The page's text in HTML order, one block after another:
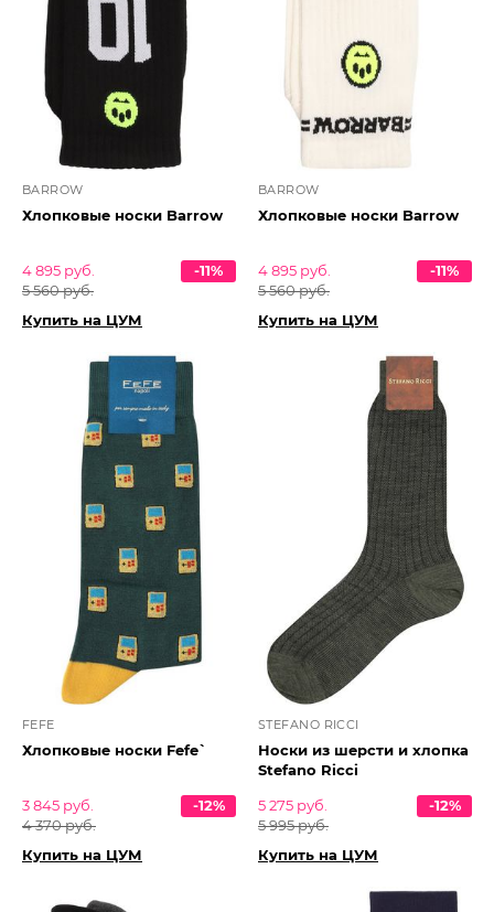
BARROW
Хлопковые носки Barrow
4 895 руб.
5 560 руб.
-11%
Купить на ЦУМ
BARROW
Хлопковые носки Barrow
4 895 руб.
5 560 руб.
-11%
Купить на ЦУМ
FEFE
Хлопковые носки Fefe`
3 845 руб.
4 370 руб.
-12%
Купить на ЦУМ
STEFANO RICCI
Носки из шерсти и хлопка
Stefano Ricci
5 275 руб.
5 995 руб.
-12%
Купить на ЦУМ